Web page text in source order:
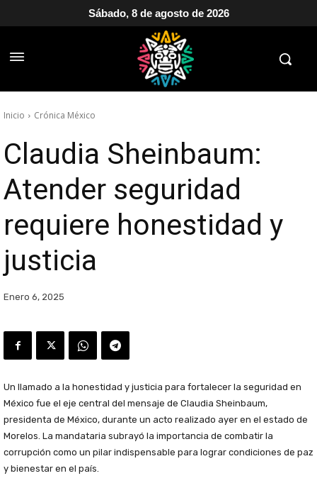
Sábado, 8 de agosto de 2026
Inicio Crónica México
Claudia Sheinbaum:
Atender seguridad
requiere honestidad y
justicia
Enero 6, 2025
Un llamado a la honestidad y justicia para fortalecer la seguridad en
México fue el eje central del mensaje de Claudia Sheinbaum,
presidenta de México, durante un acto realizado ayer en el estado de
Morelos. La mandataria subrayó la importancia de combatir la
corrupción como un pilar indispensable para lograr condiciones de paz
y bienestar en el país.